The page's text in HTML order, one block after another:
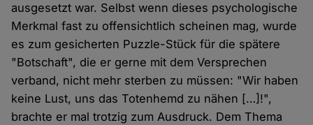
ausgesetzt war. Selbst wenn dieses psychologische
Merkmal fast zu offensichtlich scheinen mag, wurde
es zum gesicherten Puzzle-Stück für die spätere
"Botschaft", die er gerne mit dem Versprechen
verband, nicht mehr sterben zu müssen: "Wir haben
keine Lust, uns das Totenhemd zu nähen […]!",
brachte er mal trotzig zum Ausdruck. Dem Thema